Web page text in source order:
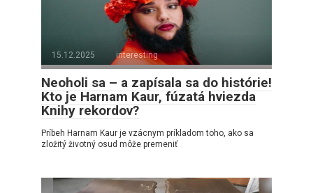
15.12.2025 interesting
Neoholi sa – a zapísala sa do histórie!
Kto je Harnam Kaur, fúzatá hviezda
Knihy rekordov?
Príbeh Harnam Kaur je vzácnym príkladom toho, ako sa
zložitý životný osud môže premeniť